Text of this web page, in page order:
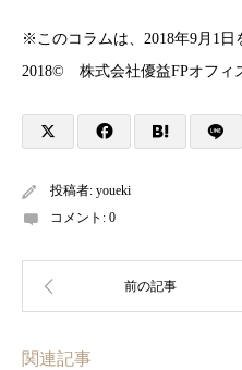
※このコラムは、2018年9月1日
2018© 株式会社優益FPオフィ
投稿者: youeki
コメント: 0
関連記事